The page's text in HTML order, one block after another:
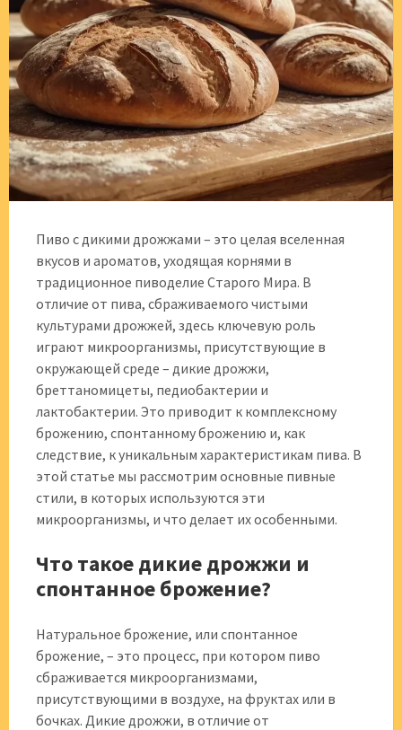
Пиво с дикими дрожжами – это целая вселенная
вкусов и ароматов, уходящая корнями в
традиционное пиводелие Старого Мира. В
отличие от пива, сбраживаемого чистыми
культурами дрожжей, здесь ключевую роль
играют микроорганизмы, присутствующие в
окружающей среде – дикие дрожжи,
бреттаномицеты, педиобактерии и
лактобактерии. Это приводит к комплексному
брожению, спонтанному брожению и, как
следствие, к уникальным характеристикам пива. В
этой статье мы рассмотрим основные пивные
стили, в которых используются эти
микроорганизмы, и что делает их особенными.
Что такое дикие дрожжи и
спонтанное брожение?
Натуральное брожение, или спонтанное
брожение, – это процесс, при котором пиво
сбраживается микроорганизмами,
присутствующими в воздухе, на фруктах или в
бочках. Дикие дрожжи, в отличие от